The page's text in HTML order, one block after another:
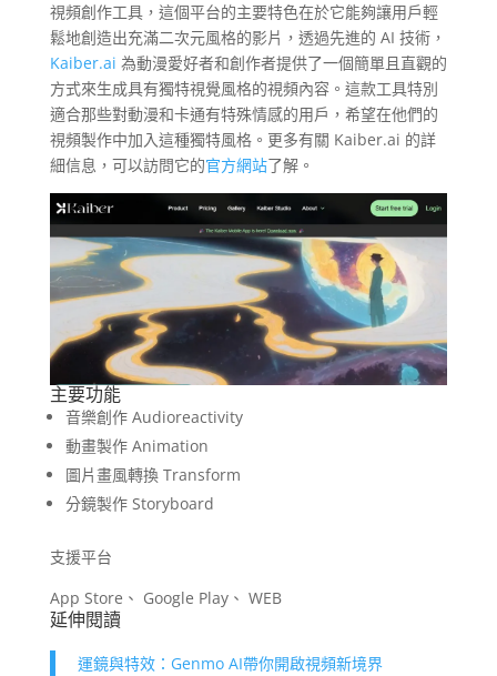
視頻創作工具，這個平台的主要特色在於它能夠讓用戶輕
鬆地創造出充滿二次元風格的影片，透過先進的 AI 技術，
Kaiber.ai 為動漫愛好者和創作者提供了一個簡單且直觀的
方式來生成具有獨特視覺風格的視頻內容。這款工具特別
適合那些對動漫和卡通有特殊情感的用戶，希望在他們的
視頻製作中加入這種獨特風格。更多有關 Kaiber.ai 的詳
細信息，可以訪問它的官方網站了解。
主要功能
音樂創作 Audioreactivity
動畫製作 Animation
圖片畫風轉換 Transform
分鏡製作 Storyboard
支援平台
App Store、 Google Play、 WEB
延伸閱讀
運鏡與特效：Genmo AI帶你開啟視頻新境界